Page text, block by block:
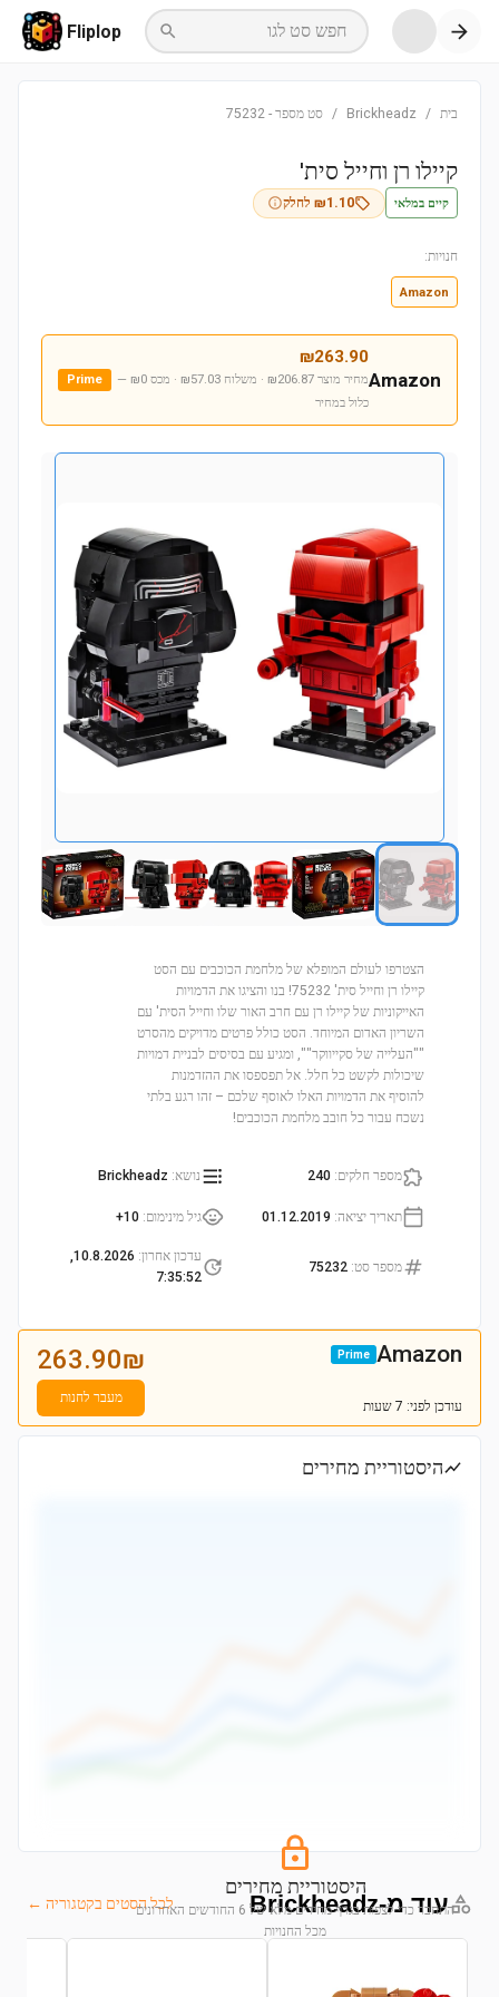
חפש סט לגו Fliplop
בית /
Brickheadz
/ סט מספר -
75232
קיילו רן וחייל סית'
קיים במלאי ₪1.10 לחלק
חנויות:
Amazon
Amazon
₪263.90
מחיר מוצר ₪206.87 · משלוח ₪57.03 · מכס ₪0
—
כלול במחיר
Prime
הצטרפו לעולם המופלא של מלחמת הכוכבים עם הסט
קיילו רן וחייל סית' 75232! בנו והציגו את הדמויות
האייקוניות של קיילו רן עם חרב האור שלו וחייל הסית' עם
השריון האדום המיוחד. הסט כולל פרטים מדויקים מהסרט
""העלייה של סקייווקר"", ומגיע עם בסיסים לבניית דמויות
שיכולות לקשט כל חלל. אל תפספסו את ההזדמנות
להוסיף את הדמויות האלו לאוסף שלכם – זהו רגע בלתי
נשכח עבור כל חובב מלחמת הכוכבים!
מספר חלקים:
240 נושא:
Brickheadz
תאריך יציאה:
01.12.2019 גיל מינימום:
10+
מספר סט:
75232
עדכון אחרון:
10.8.2026,
7:35:52
Amazon
Prime
עודכן לפני: 7 שעות
263.90₪
מעבר לחנות
היסטוריית מחירים
היסטוריית מחירים
התחבר כדי לצפות בגרף מחירים מלא של 6 החודשים האחרונים
מכל החנויות
עוד מ-Brickheadz לכל הסטים בקטגוריה ←